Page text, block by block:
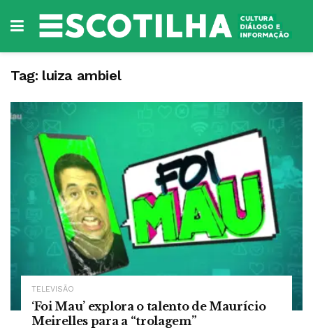
Tag: luiza ambiel
TELEVISÃO
‘Foi Mau’ explora o talento de Maurício
Meirelles para a “trolagem”